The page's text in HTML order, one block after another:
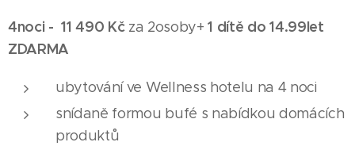
4noci -11 490 Kč za 2osoby+1 dítě do 14.99let
ZDARMA
ubytování ve Wellness hotelu na 4 noci
snídaně formou bufé s nabídkou domácích
produktů